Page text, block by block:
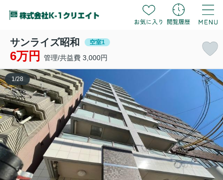
サンライズ昭和 空室1
6万円 管理/共益費 3,000円
1 /28